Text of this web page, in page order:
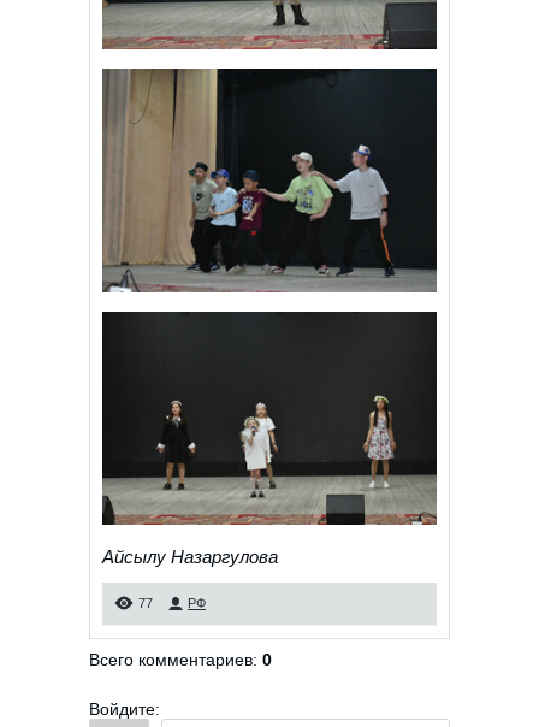
Айсылу Назаргулова
77 РФ
Всего комментариев: 0
Войдите: